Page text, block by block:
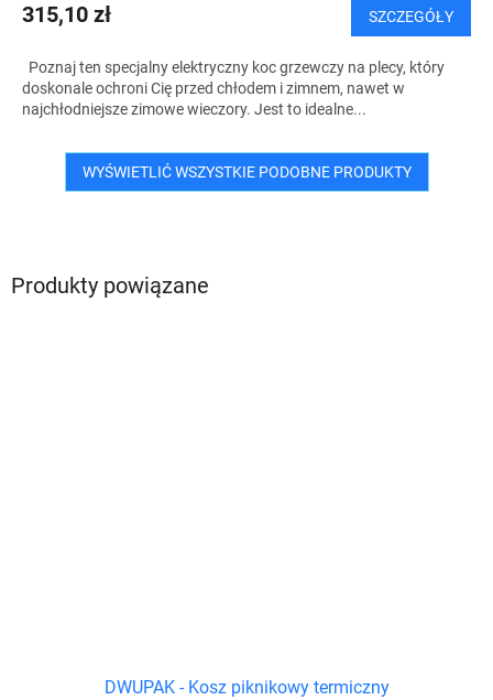
Produkty powiązane
DWUPAK - Kosz piknikowy termiczny
315,10 zł SZCZEGÓŁY
Poznaj ten specjalny elektryczny koc grzewczy na plecy, który
doskonale ochroni Cię przed chłodem i zimnem, nawet w
najchłodniejsze zimowe wieczory. Jest to idealne...
WYŚWIETLIĆ WSZYSTKIE PODOBNE PRODUKTY